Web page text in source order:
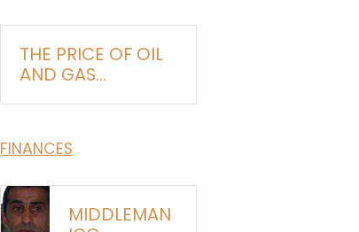
THE PRICE OF OIL
AND GAS
FINANCES
MIDDLEMAN